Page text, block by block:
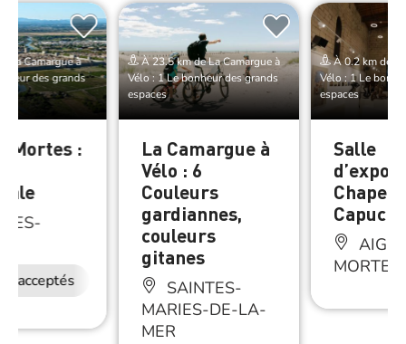
La Camargue à
des grands
Mortes :
acceptés
À 23.5 km de La Camargue à
Vélo : 1 Le bonheur des grands
espaces
La Camargue à
Vélo : 6
Couleurs
gardiannes,
couleurs
gitanes
SAINTES-
MARIES-DE-LA-
MER
À 0.2 km de
Vélo : 1 Le
espaces
Salle
MORTES